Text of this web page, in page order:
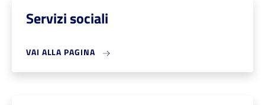
Servizi sociali
VAI ALLA PAGINA